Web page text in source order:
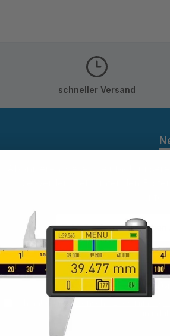
schneller Versand
Sie werden stets unter den
Mail-
Adresse
*
Diese Seite ist durch reCAPTCHA
Datenschutzbestimmungen
bin mit